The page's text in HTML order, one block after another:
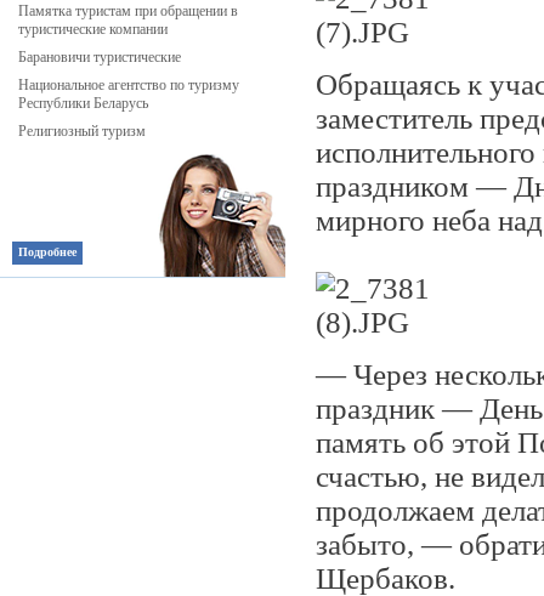
Памятка туристам при обращении в
туристические компании
Барановичи туристические
Национальное агентство по туризму
Республики Беларусь
Религиозный туризм
Подробнее
Обращаясь к
заместитель
праздником —
мирного неба
— Через
праздник —
память об этой
счастью, не
продолжаем
забыто, —
Щербаков.